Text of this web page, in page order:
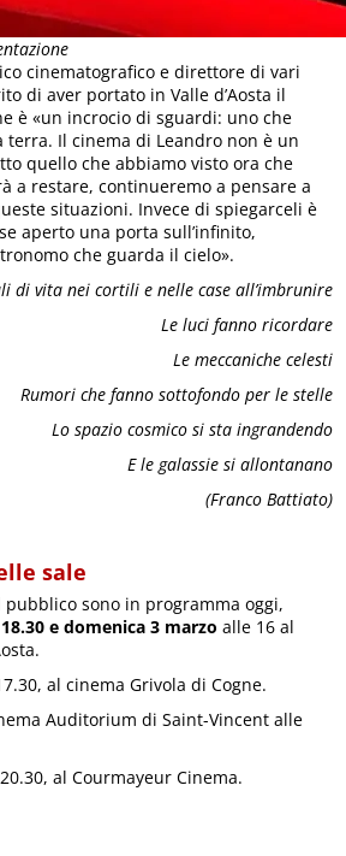
cinematografico e direttore di vari
di aver portato in Valle d’Aosta il
è «un incrocio di sguardi: uno che
terra. Il cinema di Leandro non è un
quello che abbiamo visto ora che
a restare, continueremo a pensare a
situazioni. Invece di spiegarceli è
aperto una porta sull’infinito,
che guarda il cielo».
di vita nei cortili e nelle case all’imbrunire
Le luci fanno ricordare
Le meccaniche celesti
Rumori che fanno sottofondo per le stelle
Lo spazio cosmico si sta ingrandendo
E le galassie si allontanano
(Franco Battiato)
sale
sono in programma oggi,
e domenica 3 marzo alle 16 al
al cinema Grivola di Cogne.
Auditorium di Saint-Vincent alle
al Courmayeur Cinema.